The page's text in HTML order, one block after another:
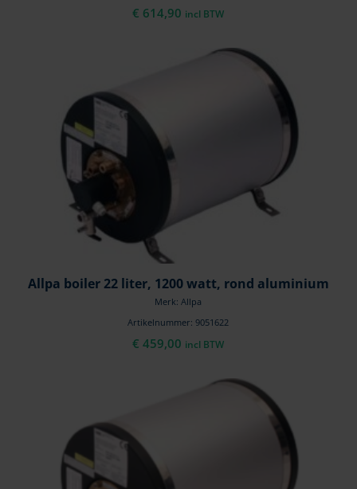
€ 614,90 incl BTW
Allpa boiler 22 liter, 1200 watt, rond aluminium
Merk: Allpa
Artikelnummer: 9051622
€ 459,00 incl BTW